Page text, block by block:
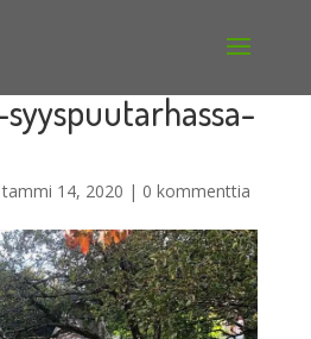
tammi 14, 2020 | 0 kommenttia